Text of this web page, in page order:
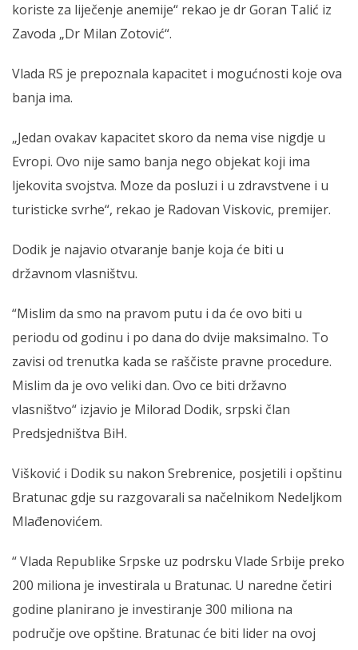
koriste za liječenje anemije“ rekao je dr Goran Talić iz
Zavoda „Dr Milan Zotović“.
Vlada RS je prepoznala kapacitet i mogućnosti koje ova
banja ima.
„Jedan ovakav kapacitet skoro da nema vise nigdje u
Evropi. Ovo nije samo banja nego objekat koji ima
ljekovita svojstva. Moze da posluzi i u zdravstvene i u
turisticke svrhe“, rekao je Radovan Viskovic, premijer.
Dodik je najavio otvaranje banje koja će biti u
državnom vlasništvu.
“Mislim da smo na pravom putu i da će ovo biti u
periodu od godinu i po dana do dvije maksimalno. To
zavisi od trenutka kada se raščiste pravne procedure.
Mislim da je ovo veliki dan. Ovo ce biti državno
vlasništvo“ izjavio je Milorad Dodik, srpski član
Predsjedništva BiH.
Višković i Dodik su nakon Srebrenice, posjetili i opštinu
Bratunac gdje su razgovarali sa načelnikom Nedeljkom
Mlađenovićem.
“ Vlada Republike Srpske uz podrsku Vlade Srbije preko
200 miliona je investirala u Bratunac. U naredne četiri
godine planirano je investiranje 300 miliona na
područje ove opštine. Bratunac će biti lider na ovoj